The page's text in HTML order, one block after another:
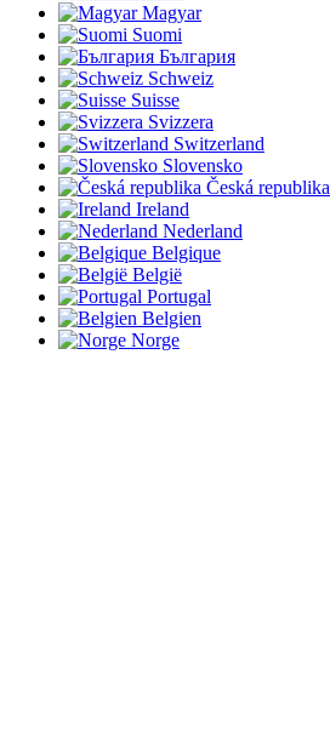
Magyar
Suomi
България
Schweiz
Suisse
Svizzera
Switzerland
Slovensko
Česká republika
Ireland
Nederland
Belgique
België
Portugal
Belgien
Norge